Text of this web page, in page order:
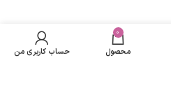
تومان
باشد
0
محصول حساب کاربری من